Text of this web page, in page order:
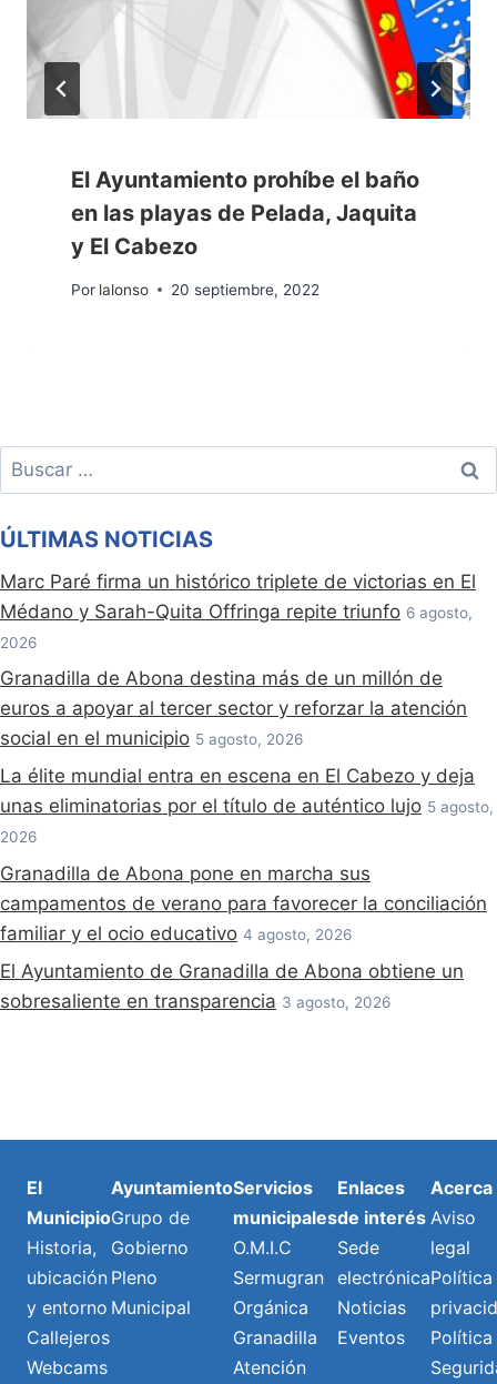
El Ayuntamiento prohíbe el baño
en las playas de Pelada, Jaquita
y El Cabezo
Por lalonso 20 septiembre, 2022
Buscar:
ÚLTIMAS NOTICIAS
Marc Paré firma un histórico triplete de victorias en El
Médano y Sarah-Quita Offringa repite triunfo 6 agosto,
2026
Granadilla de Abona destina más de un millón de
euros a apoyar al tercer sector y reforzar la atención
social en el municipio 5 agosto, 2026
La élite mundial entra en escena en El Cabezo y deja
unas eliminatorias por el título de auténtico lujo 5 agosto,
2026
Granadilla de Abona pone en marcha sus
campamentos de verano para favorecer la conciliación
familiar y el ocio educativo 4 agosto, 2026
El Ayuntamiento de Granadilla de Abona obtiene un
sobresaliente en transparencia 3 agosto, 2026
El
Municipio
Historia,
ubicación
y entorno
Callejeros
Webcams
Ayuntamiento
Grupo de
Gobierno
Pleno
Municipal
Servicios
municipales
O.M.I.C
Sermugran
Orgánica
Granadilla
Atención
Enlaces
de interés
Sede
electrónica
Noticias
Eventos
Acerca
Aviso
legal
Política
Política